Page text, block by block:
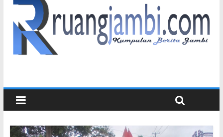
Hj. Hesti Haris Dorong Lahirnya Wirausaha Muda Melalui
Pelatihan Batik Kontemporer PKW
Siap Dukung Kegiatan Hulu Migas, Kapolda Jambi Kunjungi
FSO 115
Gubernur Al Haris Buka Turnamen Tenis Antar Alumni